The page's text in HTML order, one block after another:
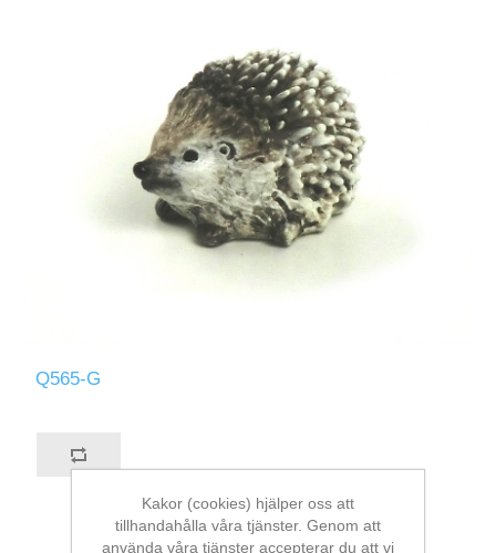
Q565-G
Kakor (cookies) hjälper oss att
tillhandahålla våra tjänster. Genom att
använda våra tjänster accepterar du att vi